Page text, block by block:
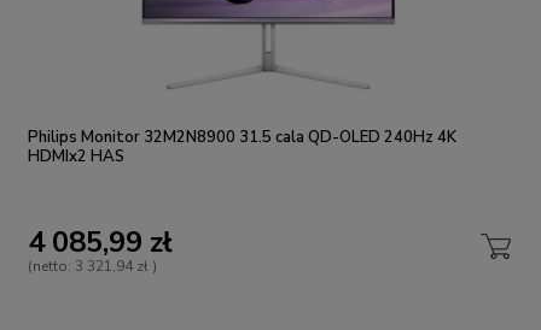
Philips Monitor 32M2N8900 31.5 cala QD-OLED 240Hz 4K
HDMIx2 HAS
4 085,99 zł
(netto: 3 321,94 zł )